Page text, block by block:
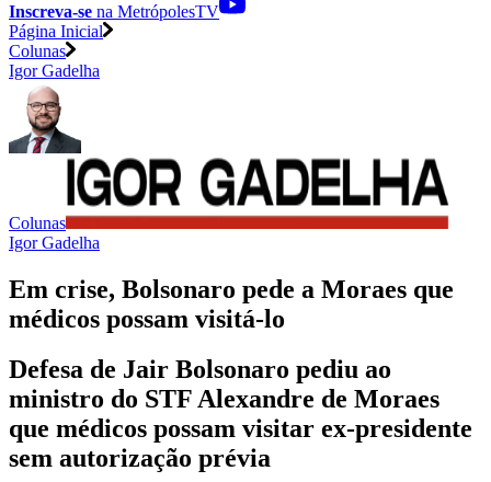
Inscreva-se na MetrópolesTV
Página Inicial
Colunas
Igor Gadelha
Colunas
Igor Gadelha
Em crise, Bolsonaro pede a Moraes que
médicos possam visitá-lo
Defesa de Jair Bolsonaro pediu ao
ministro do STF Alexandre de Moraes
que médicos possam visitar ex-presidente
sem autorização prévia